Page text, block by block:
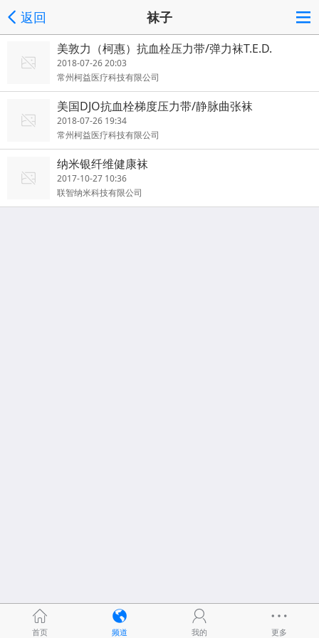
返回 袜子
美敦力（柯惠）抗血栓压力带/弹力袜T.E.D.
2018-07-26 20:03
常州柯益医疗科技有限公司
美国DJO抗血栓梯度压力带/静脉曲张袜
2018-07-26 19:34
常州柯益医疗科技有限公司
纳米银纤维健康袜
2017-10-27 10:36
联智纳米科技有限公司
首页 频道 我的 更多